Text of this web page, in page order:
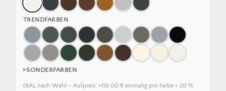
TRENDFARBEN
SONDERFARBEN
(RAL nach Wahl – Aufpreis: +119,00 € einmalig pro Farbe + 20 %